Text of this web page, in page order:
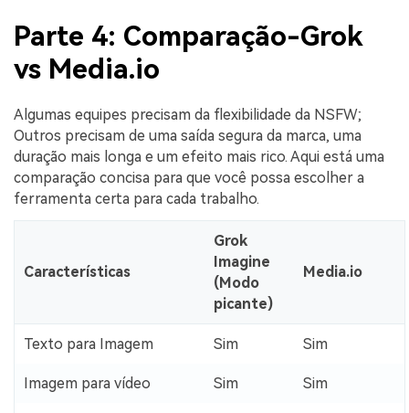
Parte 4: Comparação-Grok
vs Media.io
Algumas equipes precisam da flexibilidade da NSFW;
Outros precisam de uma saída segura da marca, uma
duração mais longa e um efeito mais rico. Aqui está uma
comparação concisa para que você possa escolher a
ferramenta certa para cada trabalho.
Características
Grok
Imagine
(Modo
picante)
Media.io
Texto para Imagem Sim Sim
Imagem para vídeo Sim Sim